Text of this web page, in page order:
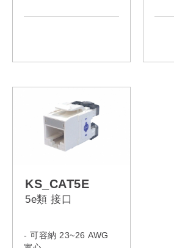
KS_CAT5E
5e類 接口
- 可容納 23~26 AWG